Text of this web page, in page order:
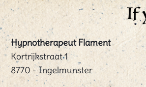
Hypnotherapeut Flament
Kortrijkstraat 1
8770 - Ingelmunster